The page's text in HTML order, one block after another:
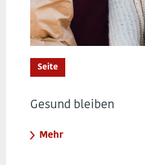
Seite
Gesund bleiben
Mehr